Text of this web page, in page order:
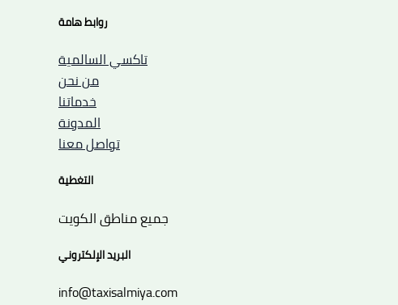
روابط هامة
تاكسي السالمية
من نحن
خدماتنا
المدونة
تواصل معنا
التغطية
جميع مناطق الكويت
البريد الإلكتروني
info@taxisalmiya.com